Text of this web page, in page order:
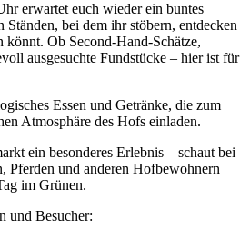
erwartet euch wieder ein buntes
Ständen, bei dem ihr stöbern, entdecken
könnt. Ob Second-Hand-Schätze,
ausgesuchte Fundstücke – hier ist für
Essen und Getränke, die zum
Atmosphäre des Hofs einladen.
ein besonderes Erlebnis – schaut bei
Pferden und anderen Hofbewohnern
im Grünen.
und Besucher: